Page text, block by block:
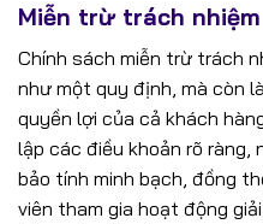
Miễn trừ trách
Chính sách miễn trừ trách
như một quy định, mà còn
quyền lợi của cả khách
lập các điều khoản rõ ràng,
bảo tính minh bạch, đồng
viên tham gia hoạt động